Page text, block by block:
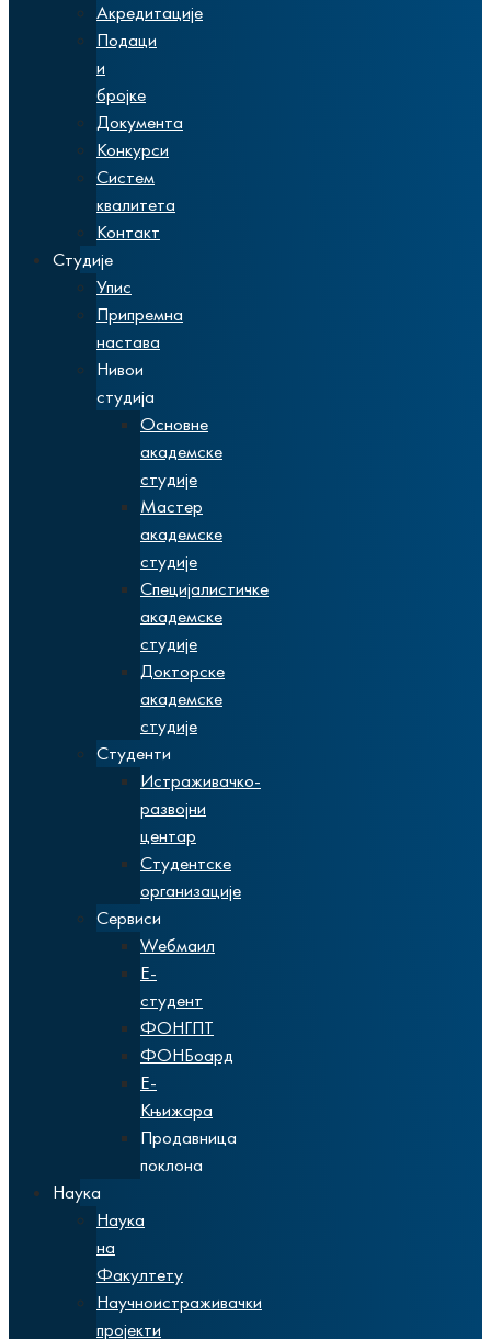
Акредитације
Подаци
и
бројке
Документа
Конкурси
Систем
квалитета
Контакт
Студије
Упис
Припремна
настава
Нивои
студија
Основне
академске
студије
Мастер
академске
студије
Специјалистичке
академске
студије
Докторске
академске
студије
Студенти
Истраживачко-
развојни
центар
Студентске
организације
Сервиси
Wебмаил
Е-
студент
ФОНГПТ
ФОНБоард
Е-
Књижара
Продавница
поклона
Наука
Наука
на
Факултету
Научноистраживачки
пројекти